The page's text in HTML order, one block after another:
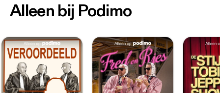
Alleen bij Podimo